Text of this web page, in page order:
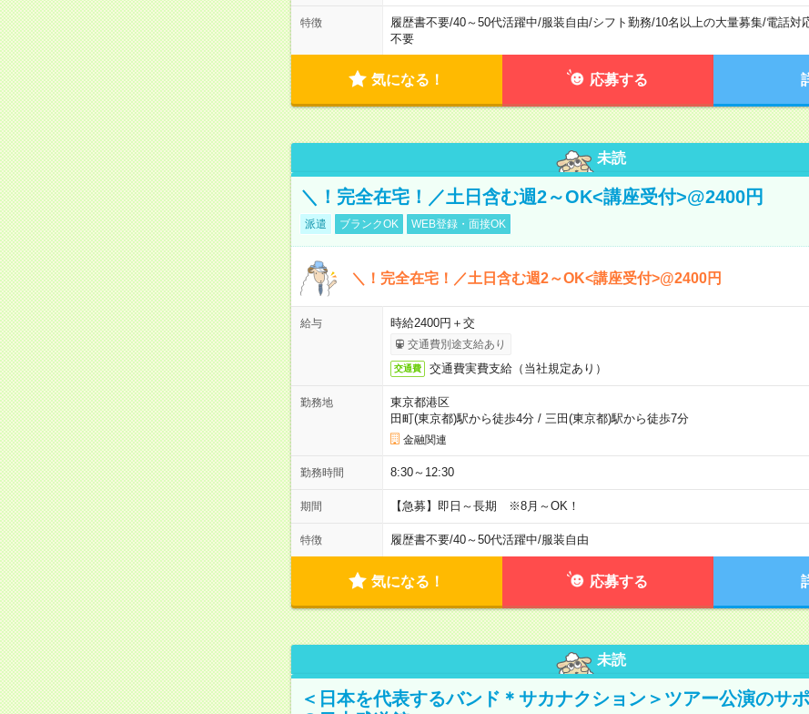
特徴 履歴書不要/40～50代活躍中/服装自由/シフト勤務/10名以上の大量募集/電話対
不要
気になる！ 応募する
未読
＼！完全在宅！／土日含む週2～OK<講座受付>@2400円
派遣 ブランクOK WEB登録・面接OK
＼！完全在宅！／土日含む週2～OK<講座受付>@2400円
給与 時給2400円＋交
交通費別途支給あり
交通費 交通費実費支給（当社規定あり）
勤務地
東京都港区
田町(東京都)駅から徒歩4分/ 三田(東京都)駅から徒歩7分
金融関連
勤務時間 8:30～12:30
期間 【急募】即日～長期 ※8月～OK！
特徴 履歴書不要/40～50代活躍中/服装自由
気になる！ 応募する
未読
＜日本を代表するバンド＊サカナクション＞ツアー公演のサ